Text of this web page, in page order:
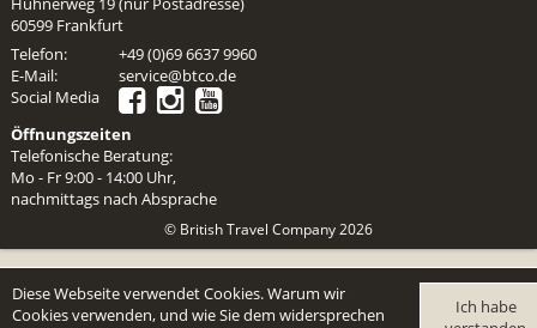
60599 Frankfurt
Telefon:
+49 (0)69 6637 9960
E-Mail:
service@btco.de
Social Media
Öffnungszeiten
Telefonische Beratung:
Mo - Fr 9:00 - 14:00 Uhr,
nachmittags nach Absprache
© British Travel Company 2026
Diese Webseite verwendet Cookies. Warum wir
Cookies verwenden, und wie Sie dem widersprechen
Ich habe